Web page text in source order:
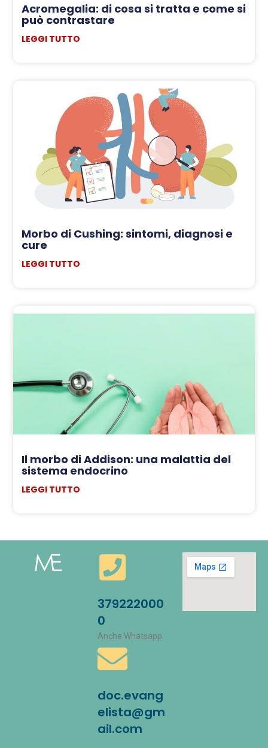
Acromegalia: di cosa si tratta e come si
può contrastare
LEGGI TUTTO
Morbo di Cushing: sintomi, diagnosi e
cure
LEGGI TUTTO
Il morbo di Addison: una malattia del
sistema endocrino
LEGGI TUTTO
379222000
0
Anche Whatsapp
doc.evang
elista@gm
ail.com